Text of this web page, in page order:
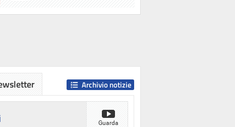
Guarda
Archivio notizie